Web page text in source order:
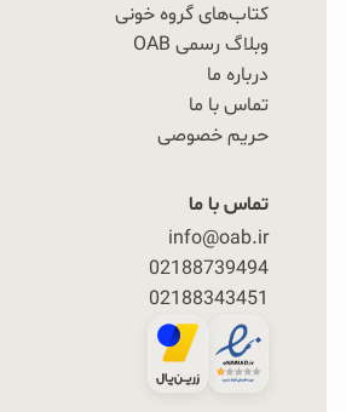
کتاب‌های گروه خونی
وبلاگ رسمی OAB
درباره ما
تماس با ما
حریم خصوصی
تماس با ما
info@oab.ir
02188739494
02188343451